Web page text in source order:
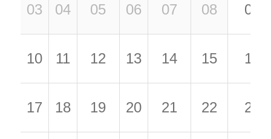
03 04 05 06 07 08 09
10 11 12 13 14 15 16
17 18 19 20 21 22 23